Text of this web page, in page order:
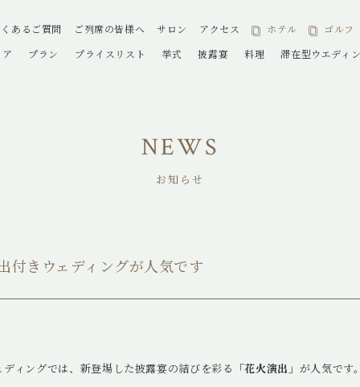
あるご質問 ご列席の皆様へ サロン アクセス ホテル ゴルフ
プラン プライスリスト 挙式 披露宴 料理 滞在型ウエディ
NEWS
お知らせ
付きウェディングが人気です
ィングでは、新登場した披露宴の結びを彩る 「花火演出」 が人気です。